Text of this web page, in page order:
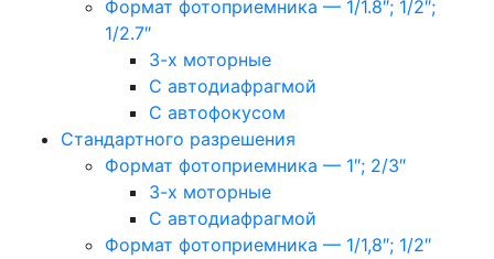
Формат фотоприемника — 1/1.8″; 1/2″;
1/2.7″
3-х моторные
С автодиафрагмой
С автофокусом
Стандартного разрешения
Формат фотоприемника — 1″; 2/3″
3-х моторные
С автодиафрагмой
Формат фотоприемника — 1/1,8″; 1/2″